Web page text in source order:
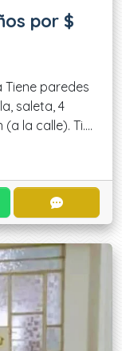
por $
Tiene paredes
saleta, 4
la calle). Ti....
POR